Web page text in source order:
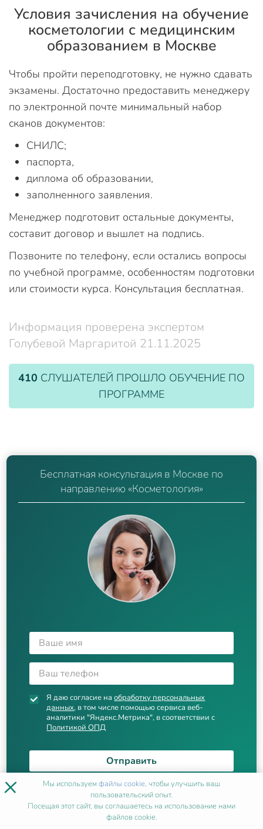
Условия зачисления на обучение
косметологии с медицинским
образованием в Москве
Чтобы пройти переподготовку, не нужно сдавать
экзамены. Достаточно предоставить менеджеру
по электронной почте минимальный набор
сканов документов:
СНИЛС;
паспорта,
диплома об образовании,
заполненного заявления.
Менеджер подготовит остальные документы,
составит договор и вышлет на подпись.
Позвоните по телефону, если остались вопросы
по учебной программе, особенностям подготовки
или стоимости курса. Консультация бесплатная.
Информация проверена экспертом
Голубевой Маргаритой 21.11.2025
410 СЛУШАТЕЛЕЙ ПРОШЛО ОБУЧЕНИЕ ПО
ПРОГРАММЕ
Бесплатная консультация в Москве по
направлению «Косметология»
Я даю согласие наобработку персональных
данных, в том числе помощью сервиса веб-
аналитики "Яндекс.Метрика", в соответствии с
Политикой ОПД
Отправить
× Мы используемфайлы cookie, чтобы улучшить ваш
пользовательский опыт.
Посещая этот сайт, вы соглашаетесь на использование нами
файлов cookie.